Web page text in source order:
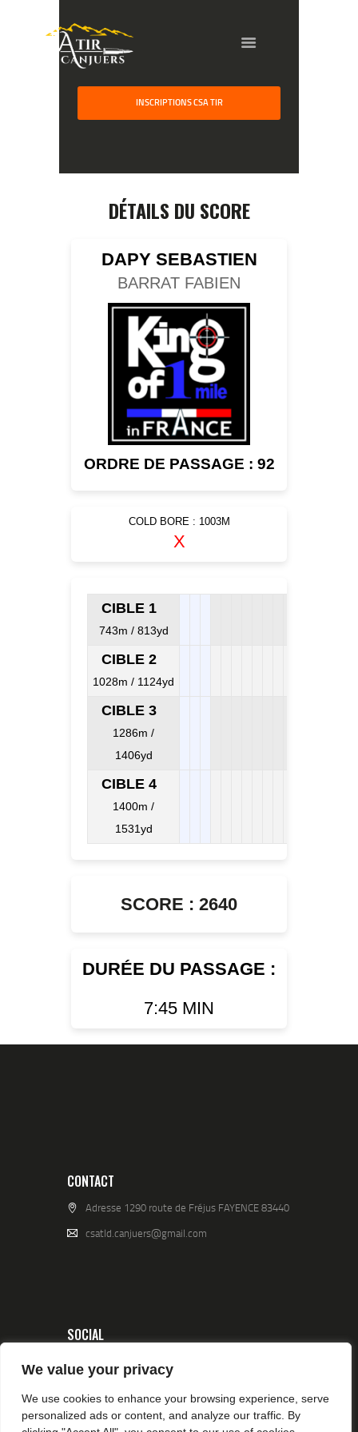
We value your privacy
We use cookies to enhance your browsing experience, serve
personalized ads or content, and analyze our traffic. By
INSCRIPTIONS CSA TIR
GALLERY
COMPETITION
TEAM CANJUERS
DÉTAILS DU SCORE
DAPY SEBASTIEN
BARRAT FABIEN
ORDRE DE PASSAGE : 92
COLD BORE : 1003M
X
CIBLE 1
743m / 813yd
CIBLE 2
1028m / 1124yd
CIBLE 3
1286m /
1406yd
CIBLE 4
1400m /
1531yd
SCORE : 2640
DURÉE DU PASSAGE :
7:45 MIN
CONTACT
Adresse 1290 route de Fréjus FAYENCE 83440
csatld.canjuers@gmail.com
SOCIAL